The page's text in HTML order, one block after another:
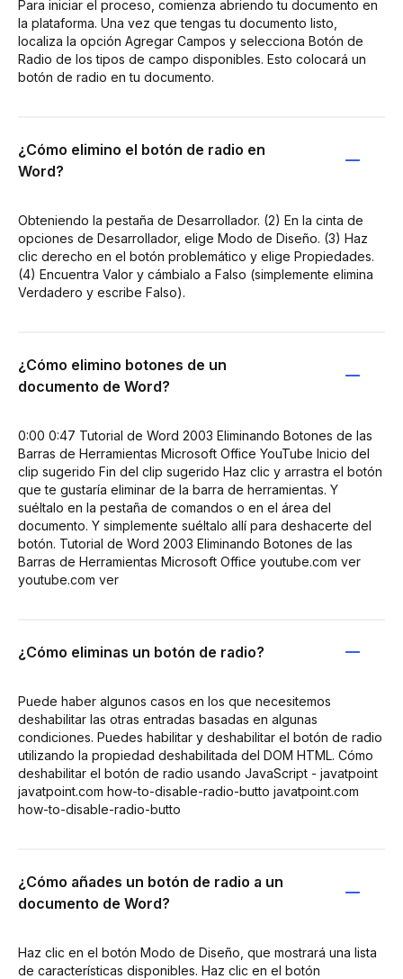
Para iniciar el proceso, comienza abriendo tu documento en
la plataforma. Una vez que tengas tu documento listo,
localiza la opción Agregar Campos y selecciona Botón de
Radio de los tipos de campo disponibles. Esto colocará un
botón de radio en tu documento.
¿Cómo elimino el botón de radio en
Word?
Obteniendo la pestaña de Desarrollador. (2) En la cinta de
opciones de Desarrollador, elige Modo de Diseño. (3) Haz
clic derecho en el botón problemático y elige Propiedades.
(4) Encuentra Valor y cámbialo a Falso (simplemente elimina
Verdadero y escribe Falso).
¿Cómo elimino botones de un
documento de Word?
0:00 0:47 Tutorial de Word 2003 Eliminando Botones de las
Barras de Herramientas Microsoft Office YouTube Inicio del
clip sugerido Fin del clip sugerido Haz clic y arrastra el botón
que te gustaría eliminar de la barra de herramientas. Y
suéltalo en la pestaña de comandos o en el área del
documento. Y simplemente suéltalo allí para deshacerte del
botón. Tutorial de Word 2003 Eliminando Botones de las
Barras de Herramientas Microsoft Office youtube.com ver
youtube.com ver
¿Cómo eliminas un botón de radio?
Puede haber algunos casos en los que necesitemos
deshabilitar las otras entradas basadas en algunas
condiciones. Puedes habilitar y deshabilitar el botón de radio
utilizando la propiedad deshabilitada del DOM HTML. Cómo
deshabilitar el botón de radio usando JavaScript - javatpoint
javatpoint.com how-to-disable-radio-butto javatpoint.com
how-to-disable-radio-butto
¿Cómo añades un botón de radio a un
documento de Word?
Haz clic en el botón Modo de Diseño, que mostrará una lista
de características disponibles. Haz clic en el botón